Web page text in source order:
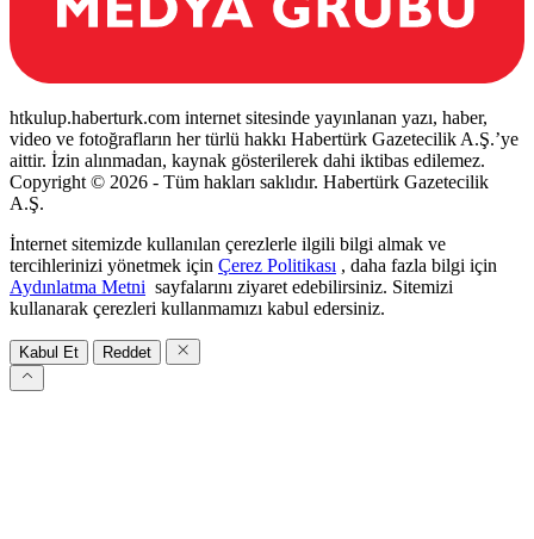
htkulup.haberturk.com internet sitesinde yayınlanan yazı, haber,
video ve fotoğrafların her türlü hakkı Habertürk Gazetecilik A.Ş.’ye
aittir. İzin alınmadan, kaynak gösterilerek dahi iktibas edilemez.
Copyright © 2026 - Tüm hakları saklıdır. Habertürk Gazetecilik
A.Ş.
İnternet sitemizde kullanılan çerezlerle ilgili bilgi almak ve
tercihlerinizi yönetmek için Çerez Politikası , daha fazla bilgi için
Aydınlatma Metni sayfalarını ziyaret edebilirsiniz. Sitemizi
kullanarak çerezleri kullanmamızı kabul edersiniz.
Kabul Et Reddet